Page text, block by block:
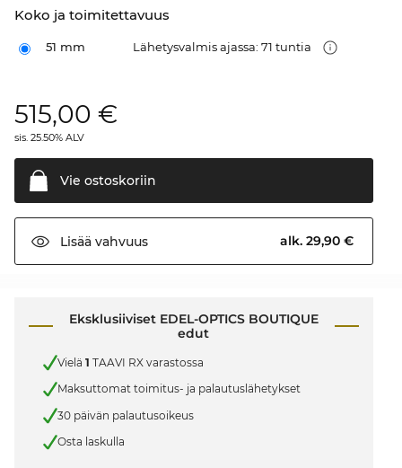
Koko ja toimitettavuus
51 mm Lähetysvalmis ajassa: 71 tuntia
515,00 €
sis. 25.50% ALV
Vie ostoskoriin
Lisää vahvuus alk. 29,90 €
Eksklusiiviset EDEL-OPTICS BOUTIQUE
edut
Vielä 1 TAAVI RX varastossa
Maksuttomat toimitus- ja palautuslähetykset
30 päivän palautusoikeus
Osta laskulla